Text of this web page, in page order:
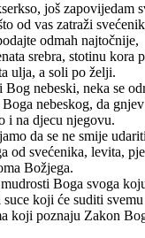
još zapovijedam
od vas zatraži
odmah najtočnije,
srebra, stotinu kora
ulja, a soli po želji.
Bog nebeski, neka se
nebeskog, da
i na djecu njegovu.
da se ne smije
od svećenika, levita,
Božjega.
Boga svoga
koji će suditi
koji poznaju Zakon